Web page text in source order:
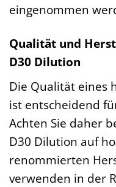
eingenommen
Qualität und
D30 Dilution
Die Qualität eines
ist entscheidend
Achten Sie daher
D30 Dilution auf
renommierten
verwenden in der